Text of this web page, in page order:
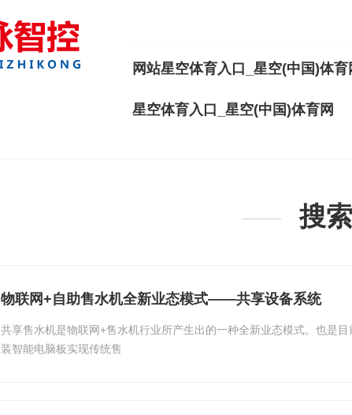
网站星空体育入口_星空(中国)体育
星空体育入口_星空(中国)体育网
搜
物联网+自助售水机全新业态模式——共享设备系统
共享售水机是物联网+售水机行业所产生出的一种全新业态模式。也是
装智能电脑板实现传统售